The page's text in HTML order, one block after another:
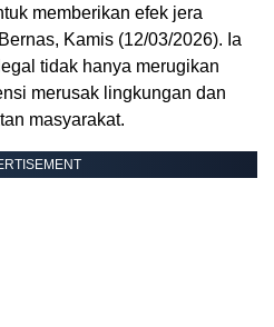
memberikan efek jera
Kamis (12/03/2026). Ia
tidak hanya merugikan
merusak lingkungan dan
masyarakat.